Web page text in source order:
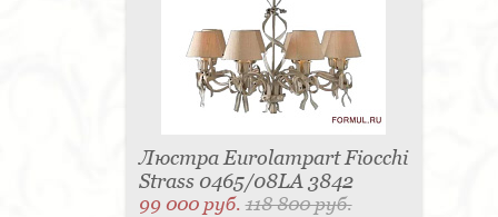
Люстра Eurolampart Fiocchi
Strass 0465/08LA 3842
99 000 руб.118 800 руб.